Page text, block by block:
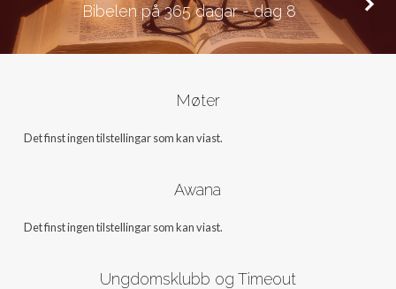
Bibelen på 365 dagar - dag 8
Møter
Det finst ingen tilstellingar som kan viast.
Awana
Det finst ingen tilstellingar som kan viast.
Ungdomsklubb og Timeout